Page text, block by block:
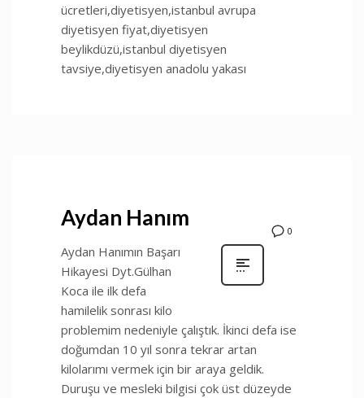
ücretleri,diyetisyen,istanbul avrupa
diyetisyen fiyat,diyetisyen
beylikdüzü,istanbul diyetisyen
tavsiye,diyetisyen anadolu yakası
0
Aydan Hanım
Aydan Hanımın Başarı
Hikayesi Dyt.Gülhan
Koca ile ilk defa
hamilelik sonrası kilo
problemim nedeniyle çalıştık. İkinci defa ise
doğumdan 10 yıl sonra tekrar artan
kilolarımı vermek için bir araya geldik.
Duruşu ve mesleki bilgisi çok üst düzeyde